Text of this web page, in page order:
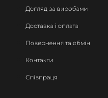
Догляд за виробами
Доставка і оплата
Повернення та обмін
Контакти
Співпраця